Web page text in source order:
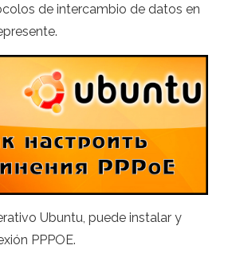
de intercambio de datos en
Ubuntu, puede instalar y
PPPOE.